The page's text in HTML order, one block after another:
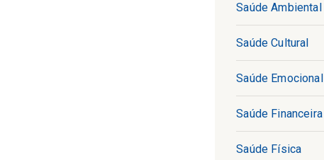
Saúde Ambiental
Saúde Cultural
Saúde Emocional
Saúde Financeira
Saúde Física